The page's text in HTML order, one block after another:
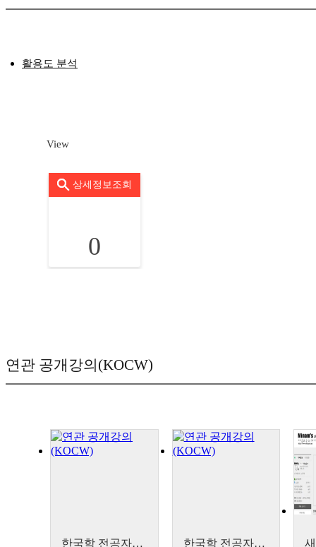
활용도 분석
View
상세정보조회
0
연관 공개강의(KOCW)
한국학 전공자를 위한 사전 활용법 한국학 전공자를 위한 사전 활용법